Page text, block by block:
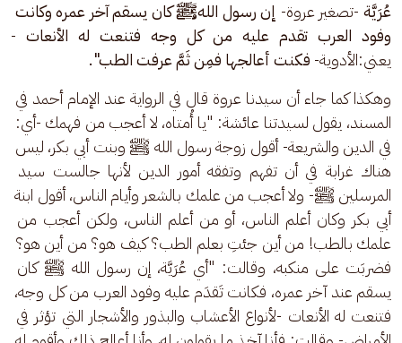
عُرَيَّة -تصغير عروة- إن رسول اللهﷺ كان يسقم آخر عمره وكانت
وفود العرب تقدم عليه من كل وجه فتنعت له الأنعات -
يعني:الأدوية- فكنت أعالجها فمِن ثَمَّ عرفت الطب".
وهكذا كما جاء أن سيدنا عروة قال في الرواية عند الإمام أحمد في
المسند، يقول لسيدتنا عائشة: "يا أُمتاه، لا أعجب من فهمك -أي:
في الدين والشريعة- أقول زوجة رسول الله ﷺ وبنت أبي بكر، ليس
هناك غرابة في أن تفهم وتفقه أمور الدين لأنها جالست سيد
المرسلين ﷺ- ولا أعجب من علمك بالشعر وأيام الناس، أقول ابنة
أبي بكر وكان أعلم الناس، أو من أعلم الناس، ولكن أعجب من
علمك بالطب! من أين جئتِ بعلم الطب؟ كيف هو؟ من أين هو؟
فضربَت على منكبه، وقالت: "أي عُرَيَّة، إن رسول الله ﷺ كان
يسقم عند آخر عمره، فكانت تَقدَم عليه وفود العرب من كل وجه،
فتنعت له الأنعات -لأنواع الأعشاب والبذور والأشجار التي تؤثر في